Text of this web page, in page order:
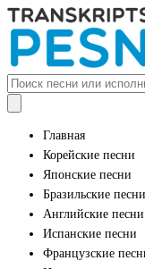
Главная
Корейские песни
Японские песни
Бразильские песни
Английские песни
Испанские песни
Французские